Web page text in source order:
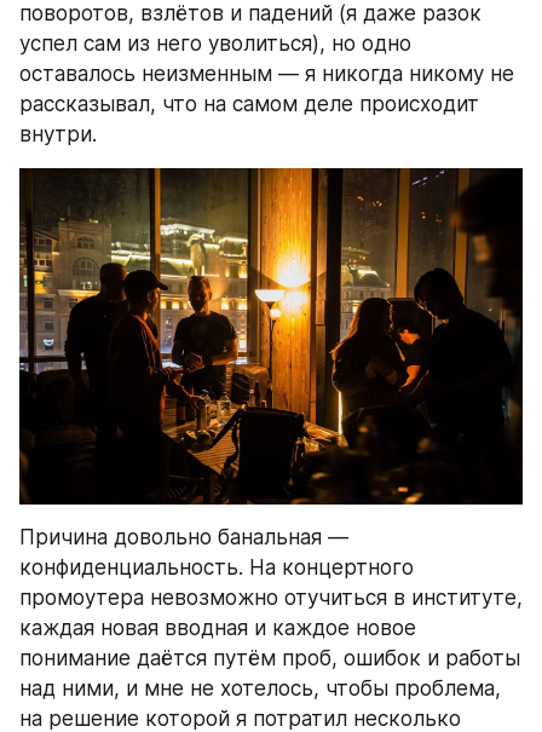
поворотов, взлётов и падений (я даже разок
успел сам из него уволиться), но одно
оставалось неизменным — я никогда никому не
рассказывал, что на самом деле происходит
внутри.
Причина довольно банальная —
конфиденциальность. На концертного
промоутера невозможно отучиться в институте,
каждая новая вводная и каждое новое
понимание даётся путём проб, ошибок и работы
над ними, и мне не хотелось, чтобы проблема,
на решение которой я потратил несколько